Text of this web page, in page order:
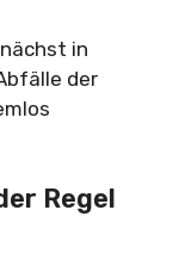
in
der
Regel